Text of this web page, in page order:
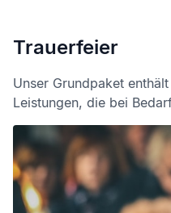
Trauerfeier
Unser Grundpaket
Leistungen, die bei